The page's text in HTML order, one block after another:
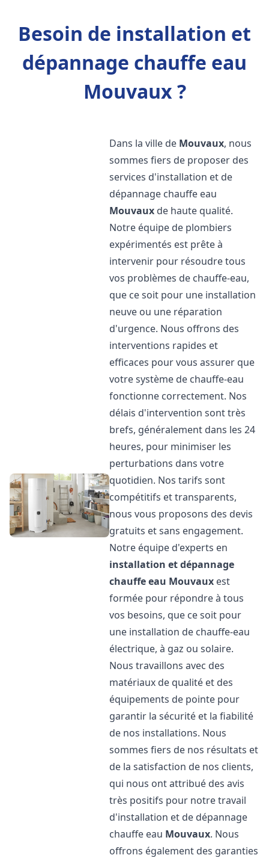
Besoin de installation et
dépannage chauffe eau
Mouvaux ?
Dans la ville de Mouvaux, nous
sommes fiers de proposer des
services d'installation et de
dépannage chauffe eau
Mouvaux de haute qualité.
Notre équipe de plombiers
expérimentés est prête à
intervenir pour résoudre tous
vos problèmes de chauffe-eau,
que ce soit pour une installation
neuve ou une réparation
d'urgence. Nous offrons des
interventions rapides et
efficaces pour vous assurer que
votre système de chauffe-eau
fonctionne correctement. Nos
délais d'intervention sont très
brefs, généralement dans les 24
heures, pour minimiser les
perturbations dans votre
quotidien. Nos tarifs sont
compétitifs et transparents,
nous vous proposons des devis
gratuits et sans engagement.
Notre équipe d'experts en
installation et dépannage
chauffe eau Mouvaux est
formée pour répondre à tous
vos besoins, que ce soit pour
une installation de chauffe-eau
électrique, à gaz ou solaire.
Nous travaillons avec des
matériaux de qualité et des
équipements de pointe pour
garantir la sécurité et la fiabilité
de nos installations. Nous
sommes fiers de nos résultats et
de la satisfaction de nos clients,
qui nous ont attribué des avis
très positifs pour notre travail
d'installation et de dépannage
chauffe eau Mouvaux. Nous
offrons également des garanties